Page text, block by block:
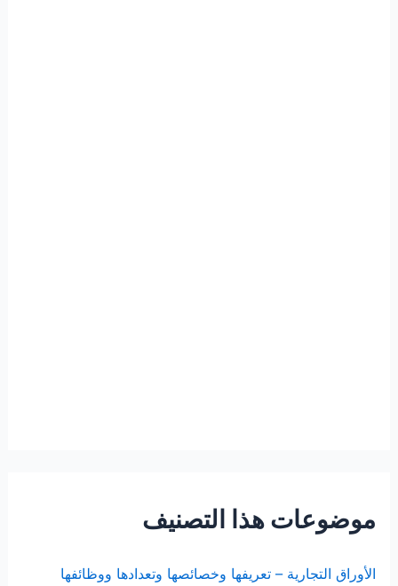
موضوعات هذا التصنيف
الأوراق التجارية – تعريفها وخصائصها وتعدادها ووظائفها